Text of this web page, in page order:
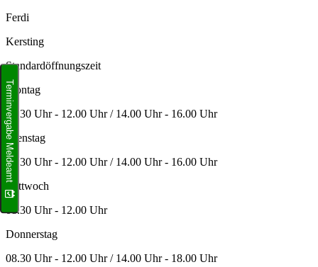
Ferdi
Kersting
Standardöffnungszeit
Montag
08.30 Uhr - 12.00 Uhr / 14.00 Uhr - 16.00 Uhr
Dienstag
08.30 Uhr - 12.00 Uhr / 14.00 Uhr - 16.00 Uhr
Mittwoch
08.30 Uhr - 12.00 Uhr
Donnerstag
08.30 Uhr - 12.00 Uhr / 14.00 Uhr - 18.00 Uhr
Terminvergabe Meldeamt